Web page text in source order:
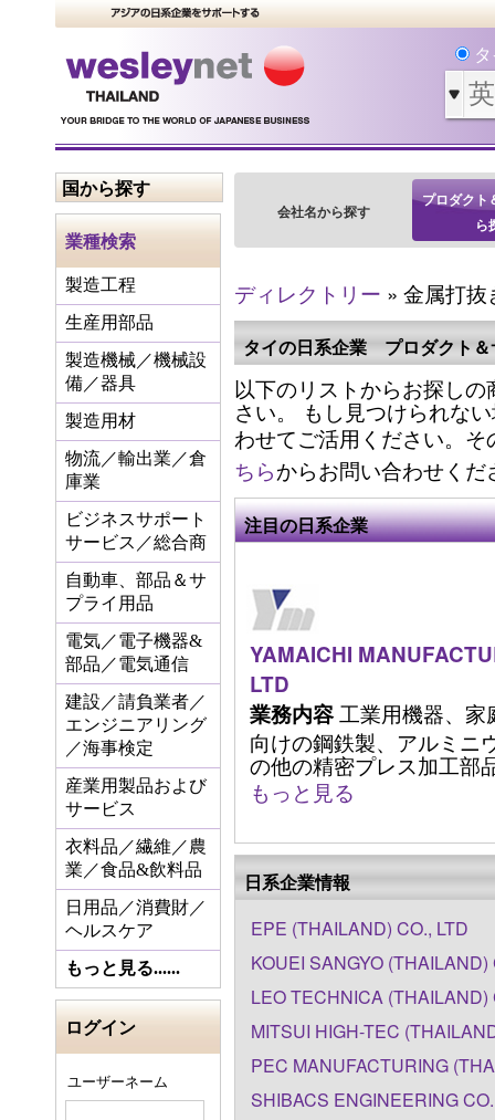
国から探す
業種検索
製造工程
生産用部品
製造機械／機械設
備／器具
製造用材
物流／輸出業／倉
庫業
ビジネスサポート
サービス／総合商
自動車、部品＆サ
プライ用品
電気／電子機器&
部品／電気通信
建設／請負業者／
エンジニアリング
／海事検定
産業用製品および
サービス
衣料品／繊維／農
業／食品&飲料品
日用品／消費財／
ヘルスケア
もっと見る......
ログイン
ユーザーネーム
会社名から探す
プロダクト
ら
ディレクトリー » 金属打抜
タイの日系企業 プロダクト＆
以下のリストからお探し
さい。 もし見つけられな
わせてご活用ください。
ちらからお問い合わせくだ
注目の日系企業
YAMAICHI
LTD
業務内容 工業用機器、
向けの鋼鉄製、アルミニ
の他の精密プレス加工部
もっと見る
日系企業情報
EPE (THAILAND) CO., LTD
KOUEI SANGYO (THAILAND)
LEO TECHNICA (THAILAND)
MITSUI HIGH-TEC
PEC MANUFACTURING
SHIBACS ENGINEERING